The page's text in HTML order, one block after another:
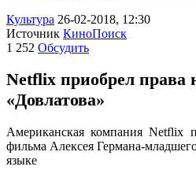
Культура 26-02-2018, 12:30
Источник КиноПоиск
1 252 Обсудить
Netflix приобрел права
«Довлатова»
Американская компания Netflix
фильма Алексея Германа-
языке